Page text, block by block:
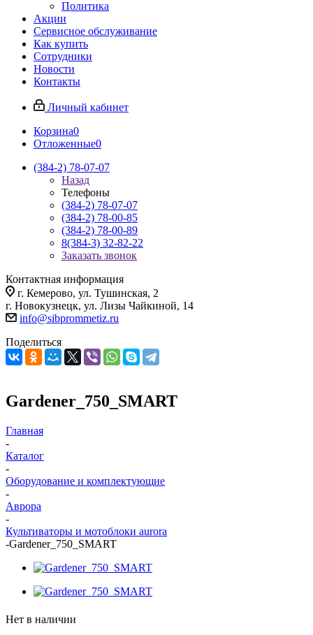
Политика
Акции
Сервисное обслуживание
Как купить
Сотрудники
Новости
Контакты
Личный кабинет
Корзина0
Отложенные0
(384-2) 78-07-07
Назад
Телефоны
(384-2) 78-07-07
(384-2) 78-00-85
(384-2) 78-00-89
8(384-3) 32-82-22
Заказать звонок
Контактная информация
г. Кемерово, ул. Тушинская, 2
г. Новокузнецк, ул. Лизы Чайкиной, 14
info@sibprommetiz.ru
Поделиться
Gardener_750_SMART
Главная
-
Каталог
-
Оборудование и комплектующие
-
Аврора
-
Культиваторы и мотоблоки aurora
-Gardener_750_SMART
Нет в наличии